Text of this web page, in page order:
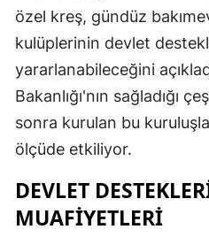
özel kreş, gündüz
kulüplerinin devlet
yararlanabileceğini
Bakanlığı'nın sağladığı
sonra kurulan bu
ölçüde etkiliyor.
DEVLET
MUAFIYETLERI